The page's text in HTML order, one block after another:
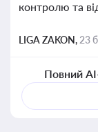
контролю та
LIGA ZAKON, 23
Повний